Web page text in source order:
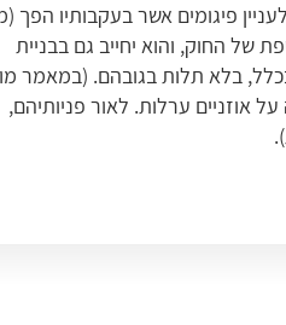
פיגומים אשר בעקבותיו הפך
ב-27 ביולי 2020 תחול פעימה נוספת של החוק, והוא יחייב גם בבניית
2021 יחייב בהקמת פיגומים בכלל, בלא תלות בגובהם.
אוזניים ערלות. לאור פניותיהם,